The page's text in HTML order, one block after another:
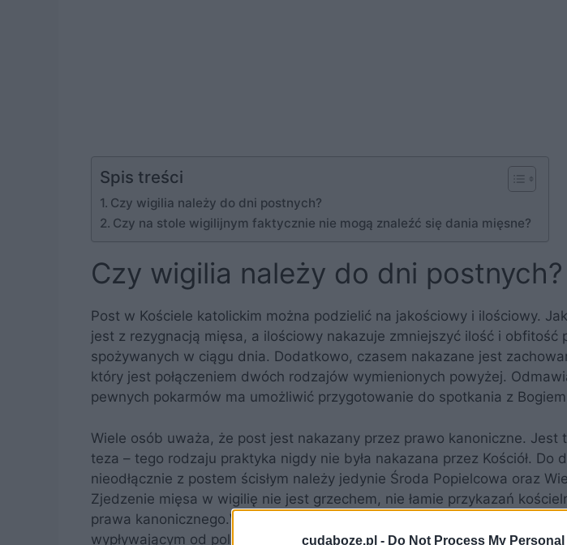
cudaboze.pl - Do Not Process My
Spis treści
Czy wigilia należy do dni postnych?
Czy na stole wigilijnym faktycznie nie mogą znaleźć się dania mięsne?
Czy wigilia należy do dni postnych?
Post w Kościele katolickim można podzielić na jakościowy i ilościowy.
jest z rezygnacją mięsa, a ilościowy nakazuje zmniejszyć ilość i obfitość
spożywanych w ciągu dnia. Dodatkowo, czasem nakazane jest
który jest połączeniem dwóch rodzajów wymienionych powyżej.
pewnych pokarmów ma umożliwić przygotowanie do spotkania z
Wiele osób uważa, że post jest nakazany przez prawo kanoniczne. Jest
teza – tego rodzaju praktyka nigdy nie była nakazana przez Kościół. Do
nieodłącznie z postem ścisłym należy jedynie Środa Popielcowa oraz
Zjedzenie mięsa w wigilię nie jest grzechem, nie łamie przykazań
prawa kanonicznego.Wstrzemięźliwość od pokarmów mięsnych jest
wypływającym od polskich księży i biskupów.